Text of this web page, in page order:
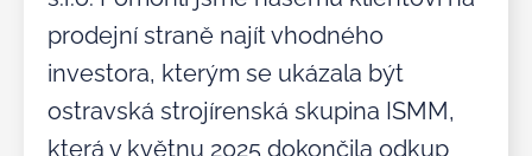
prodejní straně najít vhodného
investora, kterým se ukázala být
ostravská strojírenská skupina ISMM,
která v květnu 2025 dokončila odkup